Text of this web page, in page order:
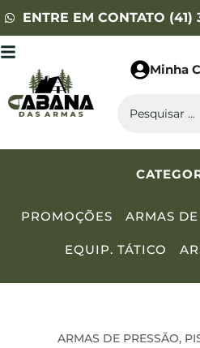
ENTRE EM CONTATO (41)
Minha
PROMOÇÕES ARMAS
EQUIP. TÁTICO
ARMAS DE PRESSÃO,